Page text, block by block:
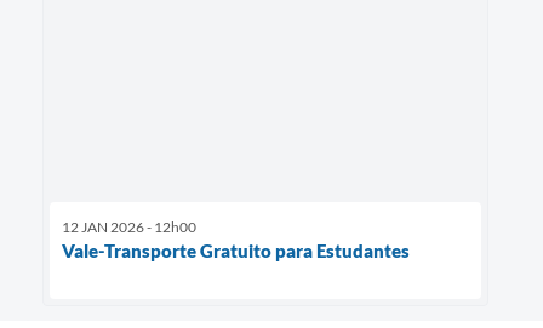
12 JAN 2026 - 12h00
Vale-Transporte Gratuito para Estudantes